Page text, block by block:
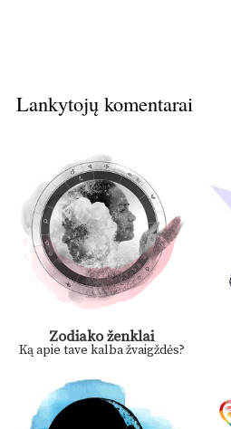
Lankytojų komentarai
Zodiako ženklai
Ką apie tave kalba žvaigždės?